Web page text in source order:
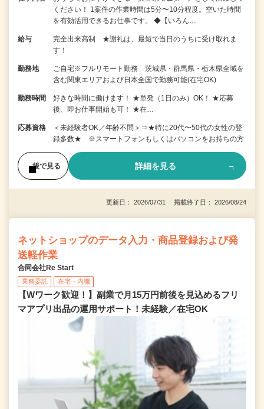
ください！ 1案件の作業時間は5分〜10分程度。空いた時間
を有効活用できるお仕事です。 ◆【いろん…
給与
完全出来高制 ★謝礼は、最短で当日のうちに受け取れま
す！
勤務地
ご自宅※フルリモート勤務 茨城県・群馬県・栃木県全域を
含む関東エリアおよび日本全国で勤務可能(在宅OK)
勤務時間
好きな時間に働けます！ ★単発（1日のみ）OK！ ★応募
後、即お仕事開始も可！ ★在…
応募資格
＜未経験者OK／年齢不問＞⇒★特に20代〜50代の女性の登
録多数★ ※スマートフォンもしくはパソコンをお持ちの方
後で見る 詳細を見る
更新日： 2026/07/31 掲載終了日： 2026/08/24
ネットショップのデータ入力・商品登録および発
送軽作業
合同会社Re Start
業務委託 在宅・内職
【Wワーク歓迎！】副業で月15万円前後を見込めるフリ
マアプリ出品の運用サポート！未経験／在宅OK